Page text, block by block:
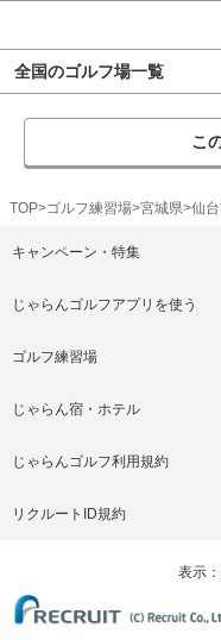
全国のゴルフ場一覧
こ
TOP ゴルフ練習場 宮城県 仙
キャンペーン・特集
じゃらんゴルフアプリを使う
ゴルフ練習場
じゃらん宿・ホテル
じゃらんゴルフ利用規約
リクルートID規約
表示